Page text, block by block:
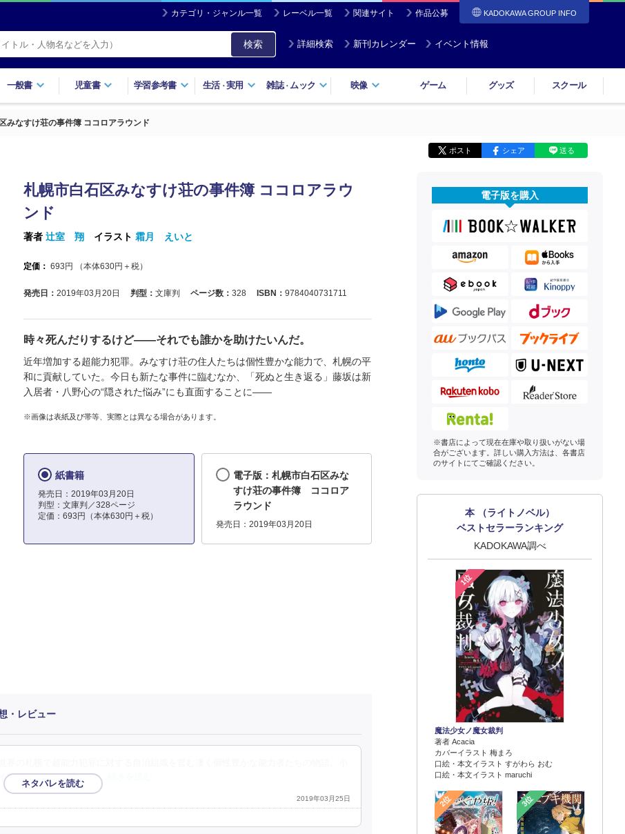
カテゴリ・ジャンル一覧 レーベル一覧 関連サイト 作品公募 KADOKAWA GROUP INFO
検索 詳細検索 新刊カレンダー イベント情報
一般書 児童書 学習参考書 生活・実用 雑誌・ ムック 映像 ゲーム グッズ スクール
みなすけ荘の事件簿 ココロアラウンド
ポスト シェア 送る
札幌市白石区みなすけ荘の事件簿 ココロアラウ
ンド
著者 辻室 翔 イラスト 霜月 えいと
定価： 693 円 （本体630円＋税）
発売日： 2019年03月20日 判型： 文庫判 ページ数： 328 ISBN： 9784040731711
時々死んだりするけど――それでも誰かを助けたいんだ。
近年増加する超能力犯罪。みなすけ荘の住人たちは個性豊かな能力で、札幌の平
和に貢献していた。今日も新たな事件に臨むなか、「死ぬと生き返る」藤坂は新
入居者・八野心の“隠された悩み”にも直面することに――
※画像は表紙及び帯等、実際とは異なる場合があります。
紙書籍
発売日：2019年03月20日
判型：文庫判／328ページ
定価：693円（本体630円＋税）
電子版：札幌市白石区みな
すけ荘の事件簿 ココロア
ラウンド
発売日：2019年03月20日
・レビュー
なんだけれども話の作 …続きを読む
2019年03月25日
電子版を購入
※書店によって現在在庫や取り扱いがない場
合がございます。詳しい購入方法は、各書店
のサイトにてご確認ください。
本 （ライトノベル）
ベストセラーランキング
KADOKAWA調べ
1位
魔法少女ノ魔女裁判
著者 Acacia
カバーイラスト 梅まろ
口絵・本文イラスト すがわら おむ
口絵・本文イラスト maruchi
2位 3位